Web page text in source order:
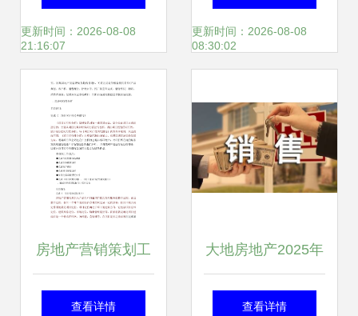
的战略指南
更新时间：2026-08-08
21:16:07
司工作环境与氛围
更新时间：2026-08-08
08:30:02
房地产营销策划工
作全流程解析
查看详情
大地房地产2025年
新年销售工作计划
查看详情